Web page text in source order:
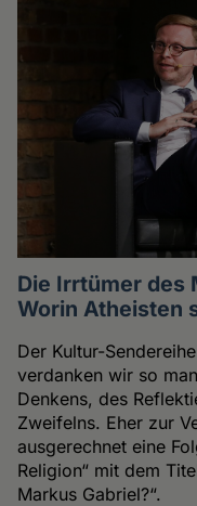
Die Irrtümer des
Worin Atheisten
Der Kultur-
verdanken wir so
Denkens, des
Zweifelns. Eher zur
ausgerechnet eine
Religion“ mit dem
Markus Gabriel?“.